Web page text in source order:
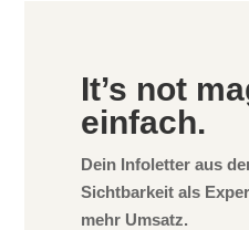
It’s not
einfach.
Dein Infoletter aus
Sichtbarkeit als
mehr Umsatz.